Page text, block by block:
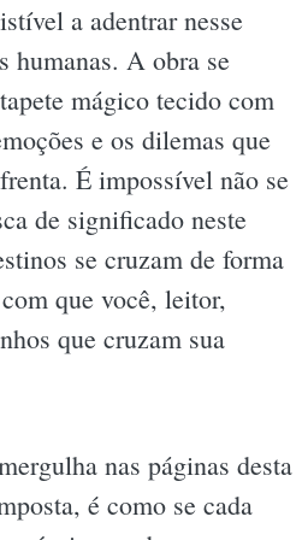
a adentrar nesse
humanas. A obra se
mágico tecido com
e os dilemas que
É impossível não se
de significado neste
se cruzam de forma
que você, leitor,
que cruzam sua
nas páginas desta
é como se cada